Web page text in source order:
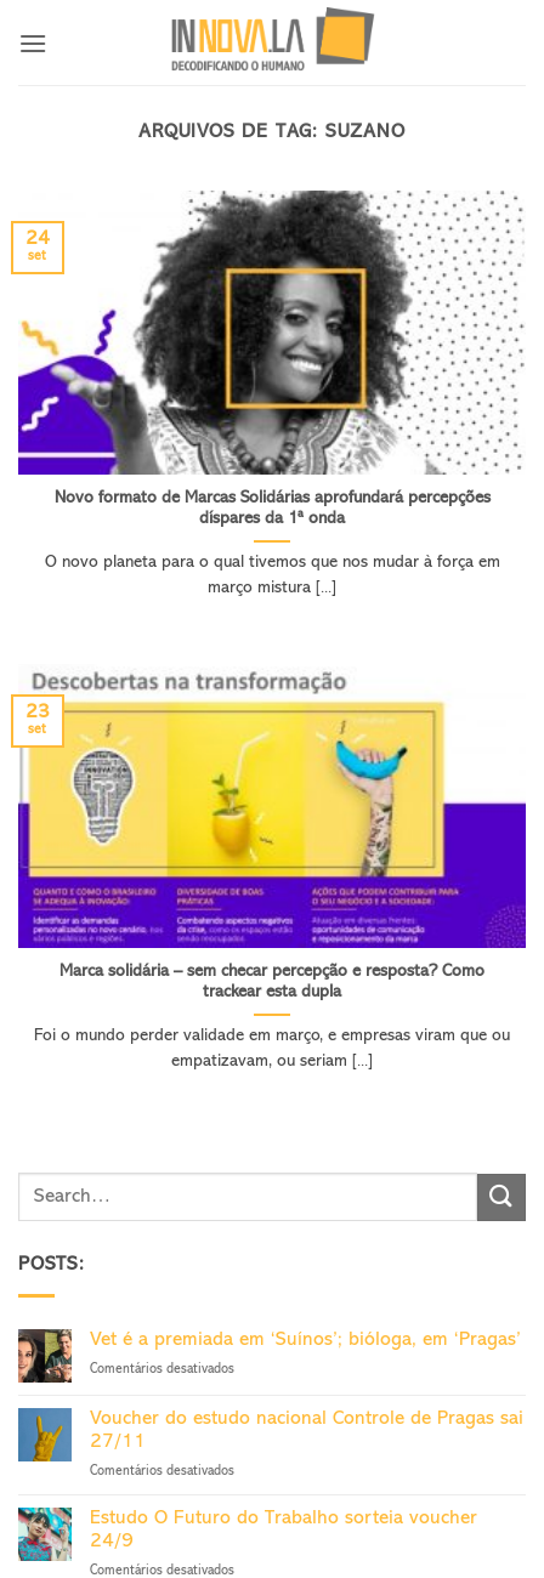
ARQUIVOS DE TAG: SUZANO
Novo formato de Marcas Solidárias aprofundará percepções
díspares da 1ª onda
O novo planeta para o qual tivemos que nos mudar à força em
março mistura [...]
24
set
Marca solidária – sem checar percepção e resposta? Como
trackear esta dupla
Foi o mundo perder validade em março, e empresas viram que ou
empatizavam, ou seriam [...]
23
set
POSTS:
Vet é a premiada em ‘Suínos’; bióloga, em ‘Pragas’
Comentários desativadosem
é
em
bióloga,
Voucher do estudo nacional Controle de Pragas sai
27/11
Comentários desativadosem
do
Controle
Estudo O Futuro do Trabalho sorteia voucher
24/9
Comentários desativadosem